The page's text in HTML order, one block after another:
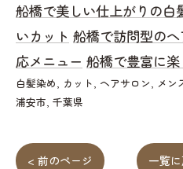
船橋で美しい仕上がりの白
いカット 船橋で訪問型の
応メニュー 船橋で豊富に
白髪染め カット ヘアサロン メン
浦安市 千葉県
< 前のページ 一覧